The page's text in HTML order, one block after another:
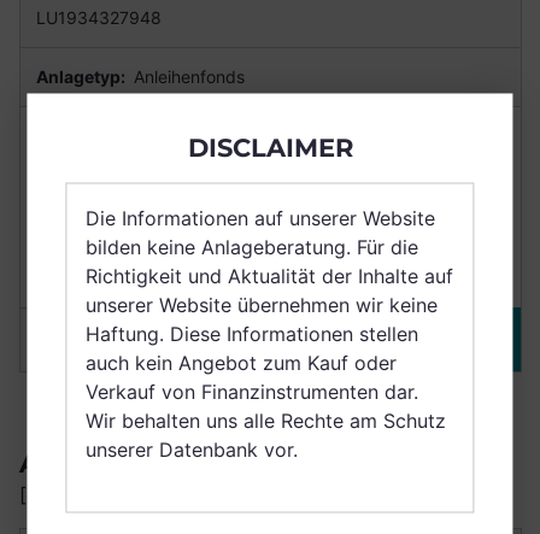
LU1934327948
Anlagetyp: Anleihenfonds
derzeit nicht bewertet (3 Jahre)
Merken DETAILS
AUSSCHÜTTER
[schüttet Erträge aus]
DISCLAIMER
Die Informationen auf unserer Website
bilden keine Anlageberatung. Für die
Richtigkeit und Aktualität der Inhalte auf
unserer Website übernehmen wir keine
Haftung. Diese Informationen stellen
auch kein Angebot zum Kauf oder
Verkauf von Finanzinstrumenten dar.
Wir behalten uns alle Rechte am Schutz
unserer Datenbank vor.